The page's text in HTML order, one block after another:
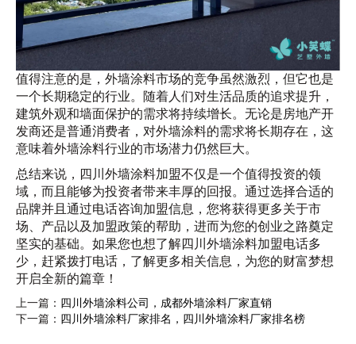
值得注意的是，外墙涂料市场的竞争虽然激烈，但它也是
一个长期稳定的行业。随着人们对生活品质的追求提升，
建筑外观和墙面保护的需求将持续增长。无论是房地产开
发商还是普通消费者，对外墙涂料的需求将长期存在，这
意味着外墙涂料行业的市场潜力仍然巨大。
总结来说，四川外墙涂料加盟不仅是一个值得投资的领
域，而且能够为投资者带来丰厚的回报。通过选择合适的
品牌并且通过电话咨询加盟信息，您将获得更多关于市
场、产品以及加盟政策的帮助，进而为您的创业之路奠定
坚实的基础。如果您也想了解四川外墙涂料加盟电话多
少，赶紧拨打电话，了解更多相关信息，为您的财富梦想
开启全新的篇章！
上一篇： 四川外墙涂料公司，成都外墙涂料厂家直销
下一篇： 四川外墙涂料厂家排名，四川外墙涂料厂家排名榜